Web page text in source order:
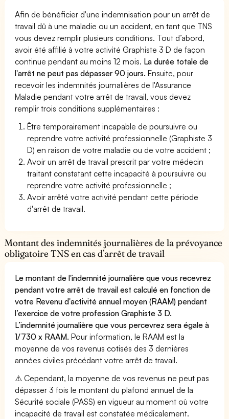
Afin de bénéficier d'une indemnisation pour un arrêt de
travail dû à une maladie ou un accident, en tant que TNS
vous devez remplir plusieurs conditions. Tout d’abord,
avoir été affilié à votre activité Graphiste 3 D de façon
continue pendant au moins 12 mois. La durée totale de
l'arrêt ne peut pas dépasser 90 jours. Ensuite, pour
recevoir les indemnités journalières de l'Assurance
Maladie pendant votre arrêt de travail, vous devez
remplir trois conditions supplémentaires :
Être temporairement incapable de poursuivre ou
reprendre votre activité professionnelle (Graphiste 3
D) en raison de votre maladie ou de votre accident ;
Avoir un arrêt de travail prescrit par votre médecin
traitant constatant cette incapacité à poursuivre ou
reprendre votre activité professionnelle ;
Avoir arrêté votre activité pendant cette période
d'arrêt de travail.
Montant des indemnités journalières de la prévoyance
obligatoire TNS en cas d’arrêt de travail
Le montant de l'indemnité journalière que vous recevrez
pendant votre arrêt de travail est calculé en fonction de
votre Revenu d'activité annuel moyen (RAAM) pendant
l’exercice de votre profession Graphiste 3 D.
L’indemnité journalière que vous percevrez sera égale à
1/730 x RAAM. Pour information, le RAAM est la
moyenne de vos revenus cotisés des 3 dernières
années civiles précédant votre arrêt de travail.
⚠️ Cependant, la moyenne de vos revenus ne peut pas
dépasser 3 fois le montant du plafond annuel de la
Sécurité sociale (PASS) en vigueur au moment où votre
incapacité de travail est constatée médicalement.